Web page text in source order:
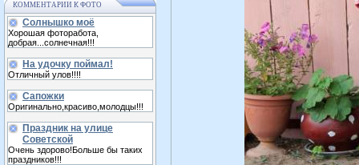
КОММЕНТАРИИ К ФОТО
Солнышко моё
Хорошая фоторабота,
добрая...солнечная!!!
На удочку поймал!
Отличный улов!!!!
Сапожки
Оригинально,красиво,молодцы!!!
Праздник на улице
Советской
Очень здорово!Больше бы таких
праздников!!!